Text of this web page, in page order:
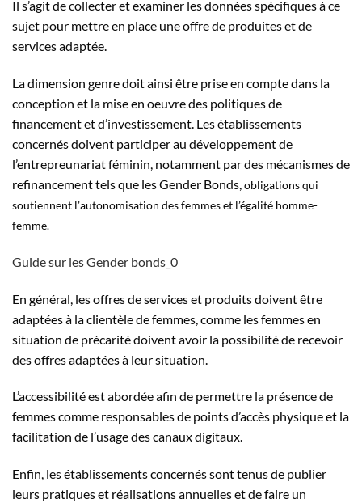
Il s’agit de collecter et examiner les données spécifiques à ce
sujet pour mettre en place une offre de produites et de
services adaptée.
La dimension genre doit ainsi être prise en compte dans la
conception et la mise en oeuvre des politiques de
financement et d’investissement. Les établissements
concernés doivent participer au développement de
l’entrepreunariat féminin, notamment par des mécanismes de
refinancement tels que les Gender Bonds,obligations qui
soutiennent l’autonomisation des femmes et l’égalité homme-
femme.
Guide sur les Gender bonds_0
En général, les offres de services et produits doivent être
adaptées à la clientèle de femmes, comme les femmes en
situation de précarité doivent avoir la possibilité de recevoir
des offres adaptées à leur situation.
L’accessibilité est abordée afin de permettre la présence de
femmes comme responsables de points d’accès physique et la
facilitation de l’usage des canaux digitaux.
Enfin, les établissements concernés sont tenus de publier
leurs pratiques et réalisations annuelles et de faire un